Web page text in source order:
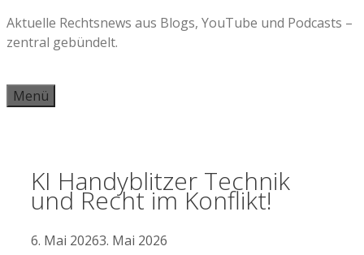
Zum
Inhalt
Aktuelle Rechtsnews aus Blogs, YouTube und Podcasts –
zentral gebündelt.
Menü
KI Handyblitzer Technik
und Recht im Konflikt!
6. Mai 20263. Mai 2026